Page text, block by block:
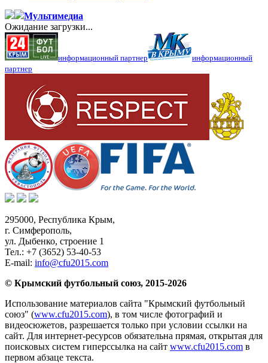
Мультимедиа
Ожидание загрузки...
информационный партнер
информационный
партнер
295000, Республика Крым,
г. Симферополь,
ул. Дыбенко, строение 1
Тел.: +7 (3652) 53-40-53
E-mail: info@cfu2015.com
© Крымский футбольный союз, 2015-2026
Использование материалов сайта "Крымский футбольный
союз" (www.cfu2015.com), в том числе фотографий и
видеосюжетов, разрешается только при условии ссылки на
сайт. Для интернет-ресурсов обязательна прямая, открытая для
поисковых систем гиперссылка на сайт www.cfu2015.com в
первом абзаце текста.